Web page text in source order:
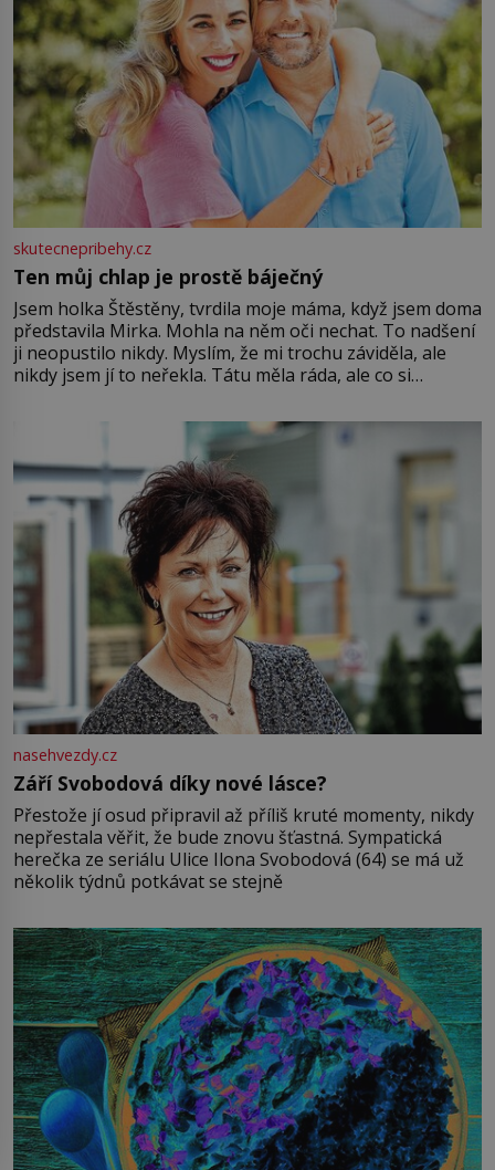
skutecnepribehy.cz
Ten můj chlap je prostě báječný
Jsem holka Štěstěny, tvrdila moje máma, když jsem doma
představila Mirka. Mohla na něm oči nechat. To nadšení
ji neopustilo nikdy. Myslím, že mi trochu záviděla, ale
nikdy jsem jí to neřekla. Tátu měla ráda, ale co si
Jsme spolu moc rádi Tehdy byla jiná doba, když
nasehvezdy.cz
Září Svobodová díky nové lásce?
Přestože jí osud připravil až příliš kruté momenty, nikdy
nepřestala věřit, že bude znovu šťastná. Sympatická
herečka ze seriálu Ulice Ilona Svobodová (64) se má už
několik týdnů potkávat se stejně